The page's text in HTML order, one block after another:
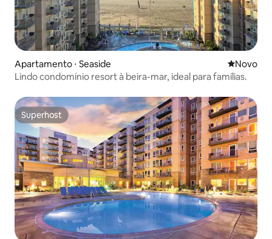
Apartamento ⋅ Seaside Novo
Novo
Lindo condomínio resort à beira-mar, ideal para famílias.
Superhost
Superhost